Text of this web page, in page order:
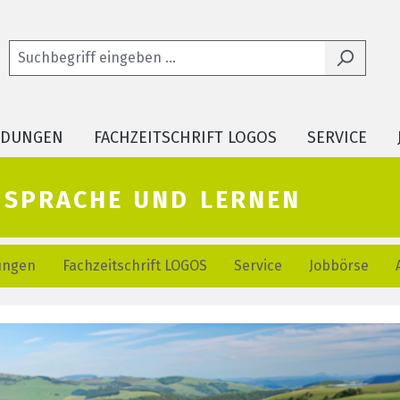
FACHZEITSCHRIFT LOGOS SERVICE
und lernen
Fachzeitschrift LOGOS Service Jobbörse